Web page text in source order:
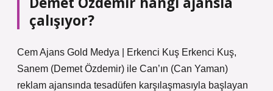
çalışıyor?
Cem Ajans Gold Medya | Erkenci Kuş Erkenci Kuş,
Sanem (Demet Özdemir) ile Can’ın (Can Yaman)
reklam ajansında tesadüfen karşılaşmasıyla başlayan